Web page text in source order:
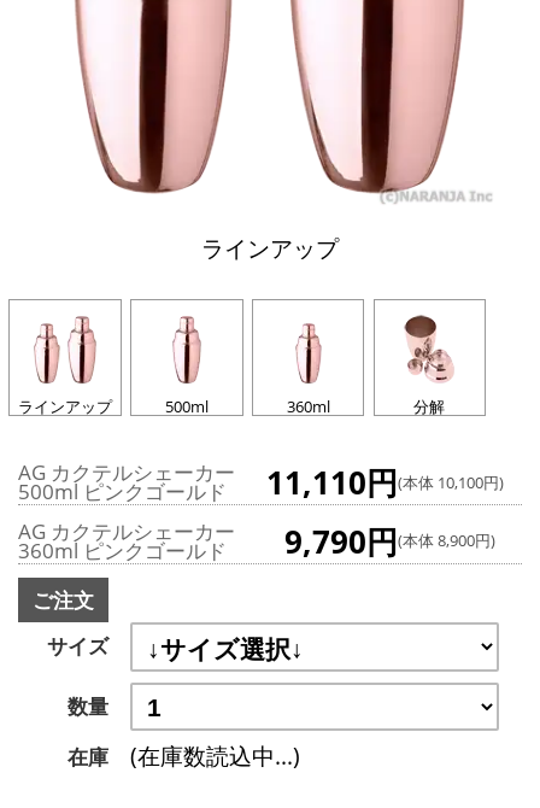
ラインアップ
ラインアップ 500ml 360ml 分解
AG カクテルシェーカー
500ml ピンクゴールド 11,110円(本体 10,100円)
AG カクテルシェーカー
360ml ピンクゴールド 9,790円(本体 8,900円)
ご注文
サイズ
数量
在庫
(在庫数読込中...)